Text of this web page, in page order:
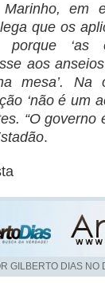
Marinho, em
que os
porque ‘as
aos
mesa’.
‘não é um
“O governo
.
GILBERTO DIAS NO